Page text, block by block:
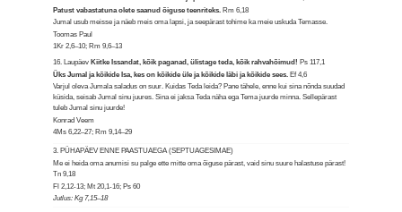
Patust vabastatuna olete saanud õiguse teenriteks. Rm 6,18
Jumal usub meisse ja näeb meis oma lapsi, ja seepärast tohime ka meie uskuda Temasse.
Toomas Paul
1Kr 2,6–10; Rm 9,6–13
16. Laupäev Kiitke Issandat, kõik paganad, ülistage teda, kõik rahvahõimud! Ps 117,1
Üks Jumal ja kõikide Isa, kes on kõikide üle ja kõikide läbi ja kõikide sees.Ef 4,6
Varjul oleva Jumala saladus on suur. Kuidas Teda leida? Pane tähele, enne kui sina nõnda suudad
küsida, seisab Jumal sinu juures. Sina ei jaksa Teda näha ega Tema juurde minna. Sellepärast
tuleb Jumal sinu juurde!
Konrad Veem
4Ms 6,22–27; Rm 9,14–29
3. PÜHAPÄEV ENNE PAASTUAEGA (SEPTUAGESIMAE)
Me ei heida oma anumisi su palge ette mitte oma õiguse pärast, vaid sinu suure halastuse pärast!
Tn 9,18
Fl 2,12-13; Mt 20,1-16; Ps 60
Jutlus: Kg 7,15–18